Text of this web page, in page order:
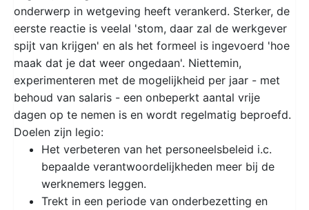
onderwerp in wetgeving heeft verankerd. Sterker, de
eerste reactie is veelal 'stom, daar zal de werkgever
spijt van krijgen' en als het formeel is ingevoerd 'hoe
maak dat je dat weer ongedaan'. Niettemin,
experimenteren met de mogelijkheid per jaar - met
behoud van salaris - een onbeperkt aantal vrije
dagen op te nemen is en wordt regelmatig beproefd.
Doelen zijn legio:
Het verbeteren van het personeelsbeleid i.c.
bepaalde verantwoordelijkheden meer bij de
werknemers leggen.
Trekt in een periode van onderbezetting en